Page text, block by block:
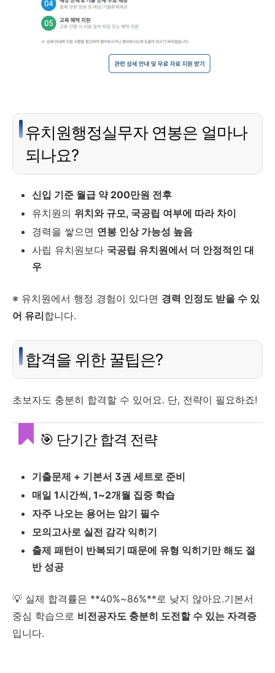
유치원행정실무자 연봉은 얼마나
되나요?
신입 기준 월급 약 200만원 전후
유치원의 위치와 규모, 국공립 여부에 따라 차이
경력을 쌓으면 연봉 인상 가능성 높음
사립 유치원보다 국공립 유치원에서 더 안정적인 대
우
※ 유치원에서 행정 경험이 있다면 경력 인정도 받을 수 있
어 유리합니다.
합격을 위한 꿀팁은?
초보자도 충분히 합격할 수 있어요. 단, 전략이 필요하죠!
🎯 단기간 합격 전략
기출문제 + 기본서 3권 세트로 준비
매일 1시간씩, 1~2개월 집중 학습
자주 나오는 용어는 암기 필수
모의고사로 실전 감각 익히기
출제 패턴이 반복되기 때문에 유형 익히기만 해도 절
반 성공
💡 실제 합격률은 **40%~86%**로 낮지 않아요.기본서
중심 학습으로 비전공자도 충분히 도전할 수 있는 자격증
입니다.